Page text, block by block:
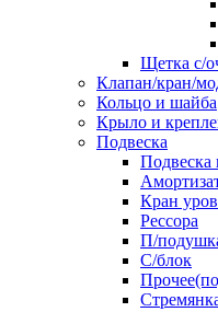
Щетка с/
Клапан/кран/
Кольцо и шайба
Крыло и
Подвеска
Подвеска
Кран
Рессора
П/
С/блок